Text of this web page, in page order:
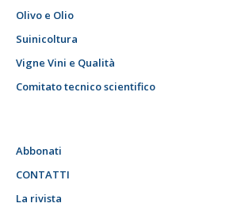
Olivo e Olio
Suinicoltura
Vigne Vini e Qualità
Comitato tecnico scientifico
Abbonati
CONTATTI
La rivista